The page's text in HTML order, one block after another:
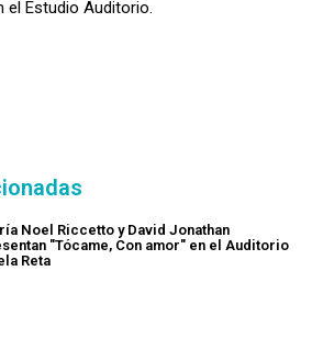
el Estudio Auditorio.
Noel Riccetto y David Jonathan
"Tócame, Con amor" en el Auditorio
Reta